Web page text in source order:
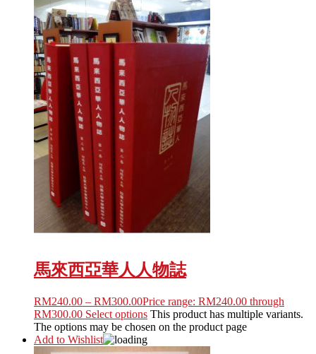
馬來西亞華人人物誌
RM240.00 – RM300.00Price range: RM240.00 through
RM300.00 Select options This product has multiple variants.
The options may be chosen on the product page
Add to Wishlist